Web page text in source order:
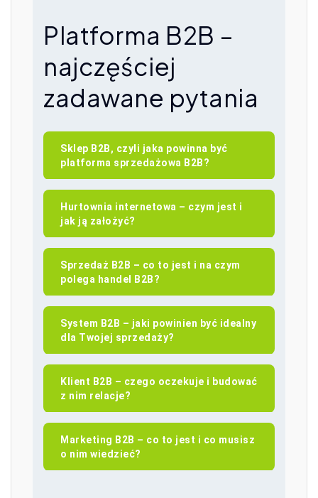
Platforma B2B –
najczęściej
zadawane pytania
Sklep B2B, czyli jaka powinna być
platforma sprzedażowa B2B?
Hurtownia internetowa – czym jest i
jak ją założyć?
Sprzedaż B2B – co to jest i na czym
polega handel B2B?
System B2B – jaki powinien być idealny
dla Twojej sprzedaży?
Klient B2B – czego oczekuje i budować
z nim relacje?
Marketing B2B – co to jest i co musisz
o nim wiedzieć?